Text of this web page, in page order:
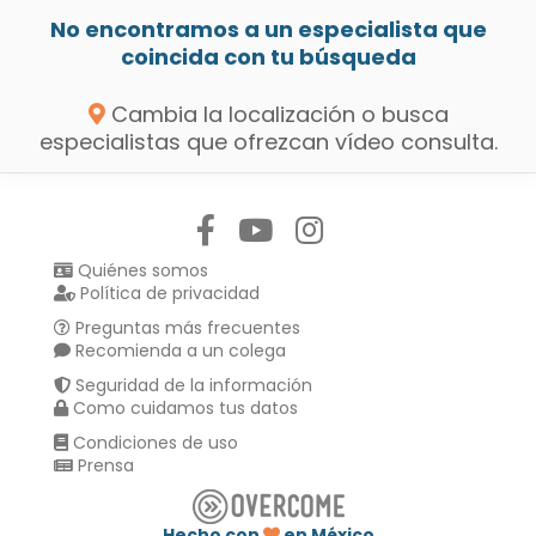
No encontramos a un especialista que
coincida con tu búsqueda
Cambia la localización o busca
especialistas que ofrezcan vídeo consulta.
Quiénes somos
Política de privacidad
Preguntas más frecuentes
Recomienda a un colega
Seguridad de la información
Como cuidamos tus datos
Condiciones de uso
Prensa